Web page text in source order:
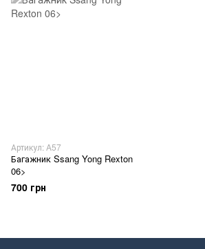
Артикул: A57
Багажник Ssang Yong Rexton
06>
700 грн